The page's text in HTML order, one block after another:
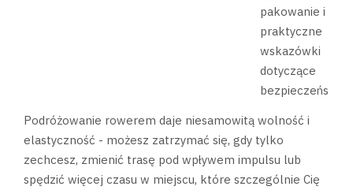
pakowanie i
praktyczne
wskazówki
dotyczące
bezpieczeństwa.
Podróżowanie rowerem daje niesamowitą wolność i
elastyczność - możesz zatrzymać się, gdy tylko
zechcesz, zmienić trasę pod wpływem impulsu lub
spędzić więcej czasu w miejscu, które szczególnie Cię